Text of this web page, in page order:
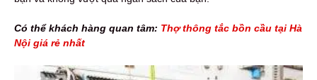
Có thể khách hàng quan tâm: Thợ thông tắc bồn cầu tại Hà
Nội giá rẻ nhất